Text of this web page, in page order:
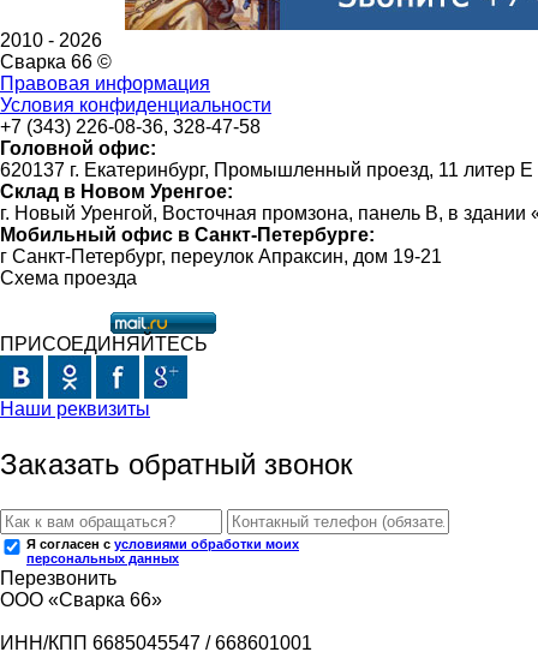
2010 - 2026
Сварка 66 ©
Правовая информация
Условия конфиденциальности
+7 (343) 226-08-36, 328-47-58
Головной офис:
620137 г. Екатеринбург, Промышленный проезд, 11 литер Е
Склад в Новом Уренгое:
г. Новый Уренгой, Восточная промзона, панель В, в
Мобильный офис в Санкт-Петербурге:
г Санкт-Петербург, переулок Апраксин, дом 19-21
Схема проезда
ПРИСОЕДИНЯЙТЕСЬ
Наши реквизиты
Заказать обратный звонок
Я согласен с условиями обработки моих
персональных данных
Перезвонить
ООО «Сварка 66»
ИНН/КПП 6685045547 / 668601001